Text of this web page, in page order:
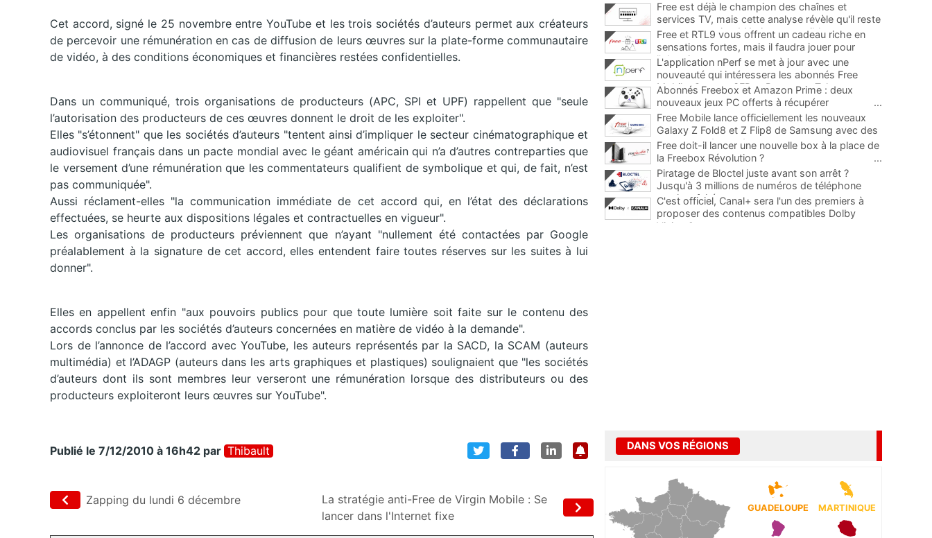
Cet accord, signé le 25 novembre entre YouTube et les trois sociétés d’auteurs permet aux créateurs
de percevoir une rémunération en cas de diffusion de leurs œuvres sur la plate-forme communautaire
de vidéo, à des conditions économiques et financières restées confidentielles.
Dans un communiqué, trois organisations de producteurs (APC, SPI et UPF) rappellent que "seule
l’autorisation des producteurs de ces œuvres donnent le droit de les exploiter".
Elles "s’étonnent" que les sociétés d’auteurs "tentent ainsi d’impliquer le secteur cinématographique et
audiovisuel français dans un pacte mondial avec le géant américain qui n’a d’autres contreparties que
le versement d’une rémunération que les commentateurs qualifient de symbolique et qui, de fait, n’est
pas communiquée".
Aussi réclament-elles "la communication immédiate de cet accord qui, en l’état des déclarations
effectuées, se heurte aux dispositions légales et contractuelles en vigueur".
Les organisations de producteurs préviennent que n’ayant "nullement été contactées par Google
préalablement à la signature de cet accord, elles entendent faire toutes réserves sur les suites à lui
donner".
Elles en appellent enfin "aux pouvoirs publics pour que toute lumière soit faite sur le contenu des
accords conclus par les sociétés d’auteurs concernées en matière de vidéo à la demande".
Lors de l’annonce de l’accord avec YouTube, les auteurs représentés par la SACD, la SCAM (auteurs
multimédia) et l’ADAGP (auteurs dans les arts graphiques et plastiques) soulignaient que "les sociétés
d’auteurs dont ils sont membres leur verseront une rémunération lorsque des distributeurs ou des
producteurs exploiteront leurs œuvres sur YouTube".
Publié le 7/12/2010 à 16h42 par Thibault
Zapping du lundi 6 décembre
La stratégie anti-Free de Virgin Mobile : Se
lancer dans l'Internet fixe
Free est déjà le champion des chaînes et
services TV, mais cette analyse révèle qu'il reste
encore au moins 141 ajouts possibles
Free et RTL9 vous offrent un cadeau riche en
sensations fortes, mais il faudra jouer pour
l'obtenir
L'application nPerf se met à jour avec une
nouveauté qui intéressera les abonnés Free
Mobile, Orange, SFR et Bouygues Telecom
Abonnés Freebox et Amazon Prime : deux
nouveaux jeux PC offerts à récupérer
...
Free Mobile lance officiellement les nouveaux
Galaxy Z Fold8 et Z Flip8 de Samsung avec des
promos et des cadeaux
...
Free doit-il lancer une nouvelle box à la place de
la Freebox Révolution ?
...
Piratage de Bloctel juste avant son arrêt ?
Jusqu'à 3 millions de numéros de téléphone
auraient fuité
C'est officiel, Canal+ sera l'un des premiers à
proposer des contenus compatibles Dolby
Vision 2
DANS VOS RÉGIONS
GUADELOUPE MARTINIQUE